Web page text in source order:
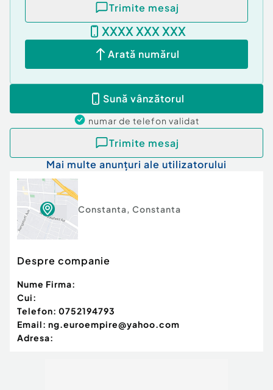
Trimite mesaj
XXXX XXX XXX
Arată numărul
Sună vânzătorul
numar de telefon validat
Trimite mesaj
Mai multe anunțuri ale utilizatorului
Constanta, Constanta
Despre companie
Nume Firma:
Cui:
Telefon: 0752194793
Email: ng.euroempire@yahoo.com
Adresa: